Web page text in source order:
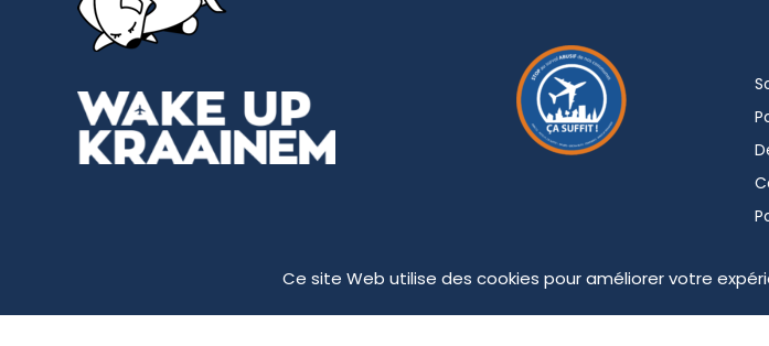
Ce site Web utilise des cookies pour améliorer votre